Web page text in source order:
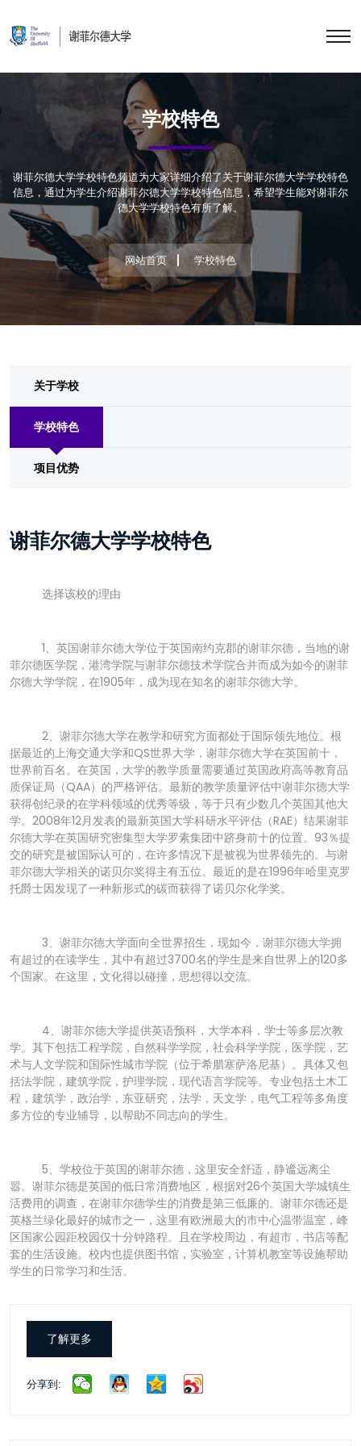
学校特色
谢菲尔德大学学校特色频道为大家详细介绍了关于谢菲尔德大学学校特色
信息，通过为学生介绍谢菲尔德大学学校特色信息，希望学生能对谢菲尔
德大学学校特色有所了解。
网站首页 学校特色
关于学校
学校特色
项目优势
谢菲尔德大学学校特色
选择该校的理由
1、英国谢菲尔德大学位于英国南约克郡的谢菲尔德，当地的谢
菲尔德医学院，港湾学院与谢菲尔德技术学院合并而成为如今的谢菲
尔德大学学院，在1905年，成为现在知名的谢菲尔德大学。
2、谢菲尔德大学在教学和研究方面都处于国际领先地位。根
据最近的上海交通大学和QS世界大学，谢菲尔德大学在英国前十，
世界前百名。在英国，大学的教学质量需要通过英国政府高等教育品
质保证局（QAA）的严格评估。最新的教学质量评估中谢菲尔德大学
获得创纪录的在学科领域的优秀等级，等于只有少数几个英国其他大
学。2008年12月发表的最新英国大学科研水平评估（RAE）结果谢菲
尔德大学在英国研究密集型大学罗素集团中跻身前十的位置。93％提
交的研究是被国际认可的，在许多情况下是被视为世界领先的。与谢
菲尔德大学相关的诺贝尔奖得主有五位。最近的是在1996年哈里克罗
托爵士因发现了一种新形式的碳而获得了诺贝尔化学奖。
3、谢菲尔德大学面向全世界招生，现如今，谢菲尔德大学拥
有超过的在读学生，其中有超过3700名的学生是来自世界上的120多
个国家。在这里，文化得以碰撞，思想得以交流。
4、谢菲尔德大学提供英语预科，大学本科，学士等多层次教
学。其下包括工程学院，自然科学学院，社会科学学院，医学院，艺
术与人文学院和国际性城市学院（位于希腊塞萨洛尼基）。具体又包
括法学院，建筑学院，护理学院，现代语言学院等。专业包括土木工
程，建筑学，政治学，东亚研究，法学，天文学，电气工程等多角度
多方位的专业辅导，以帮助不同志向的学生。
5、学校位于英国的谢菲尔德，这里安全舒适，静谧远离尘
嚣。谢菲尔德是英国的低日常消费地区，根据对26个英国大学城镇生
活费用的调查，在谢菲尔德学生的消费是第三低廉的。谢菲尔德还是
英格兰绿化最好的城市之一，这里有欧洲最大的市中心温带温室，峰
区国家公园距校园仅十分钟路程。且在学校周边，有超市，书店等配
套的生活设施。校内也提供图书馆，实验室，计算机教室等设施帮助
学生的日常学习和生活。
了解更多
分享到: